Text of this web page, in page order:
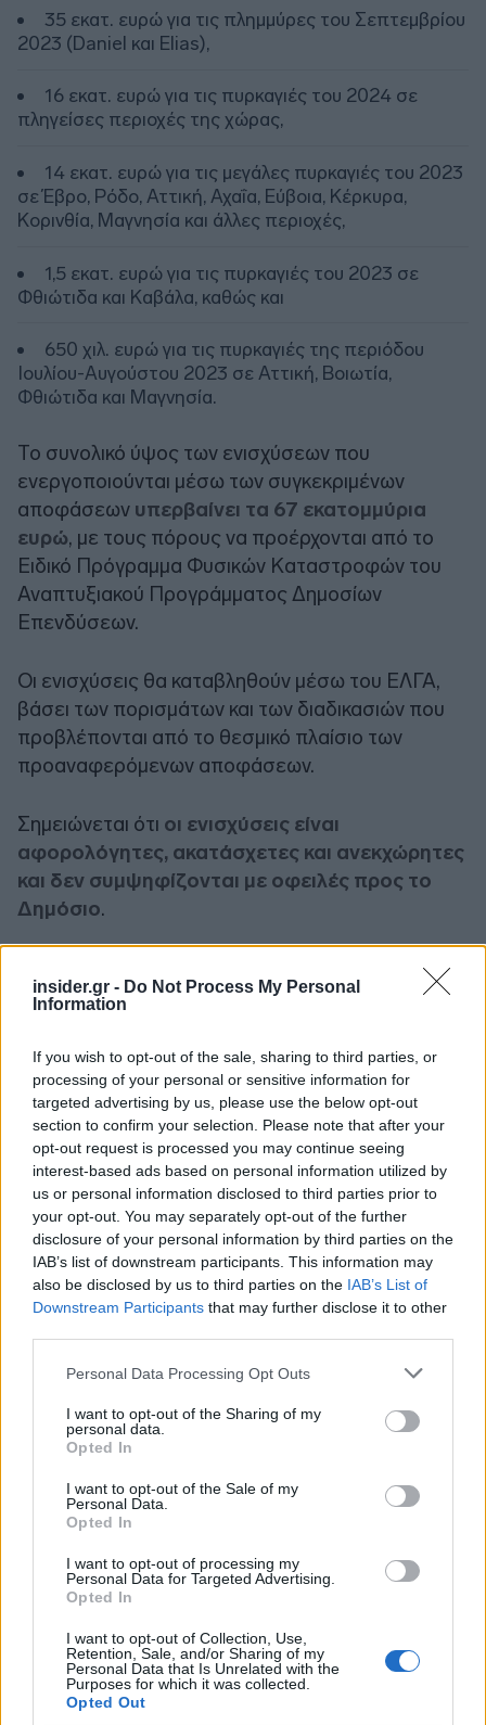
insider.gr - Do Not Process My Personal
Information
If you wish to opt-out of the sale, sharing to third parties, or
processing of your personal or sensitive information for
targeted advertising by us, please use the below opt-out
section to confirm your selection. Please note that after your
opt-out request is processed you may continue seeing
interest-based ads based on personal information utilized by
us or personal information disclosed to third parties prior to
your opt-out. You may separately opt-out of the further
disclosure of your personal information by third parties on the
IAB’s list of downstream participants. This information may
also be disclosed by us to third parties on the IAB’s List of
Downstream Participants that may further disclose it to other
Please note that this website/app uses one or more Google
not limited to your visit or usage behaviour. You may click to
grant or deny consent to Google and its third-party tags to
use your data for below specified purposes in below Google
consent section.
Personal Data Processing Opt Outs
I want to opt-out of the Sharing of my
personal data.
Opted In
I want to opt-out of the Sale of my
Personal Data.
Opted In
I want to opt-out of processing my
Personal Data for Targeted Advertising.
Opted In
I want to opt-out of Collection, Use,
Retention, Sale, and/or Sharing of my
Personal Data that Is Unrelated with the
Purposes for which it was collected.
Opted Out
35 εκατ. ευρώ για τις πλημμύρες του Σεπτεμβρίου
2023 (Daniel και Elias),
16 εκατ. ευρώ για τις πυρκαγιές του 2024 σε
πληγείσες περιοχές της χώρας,
14 εκατ. ευρώ για τις μεγάλες πυρκαγιές του 2023
σε Έβρο, Ρόδο, Αττική, Αχαΐα, Εύβοια, Κέρκυρα,
Κορινθία, Μαγνησία και άλλες περιοχές,
1,5 εκατ. ευρώ για τις πυρκαγιές του 2023 σε
Φθιώτιδα και Καβάλα, καθώς και
650 χιλ. ευρώ για τις πυρκαγιές της περιόδου
Ιουλίου-Αυγούστου 2023 σε Αττική, Βοιωτία,
Φθιώτιδα και Μαγνησία.
Το συνολικό ύψος των ενισχύσεων που
ενεργοποιούνται μέσω των συγκεκριμένων
αποφάσεων υπερβαίνει τα 67 εκατομμύρια
ευρώ, με τους πόρους να προέρχονται από το
Ειδικό Πρόγραμμα Φυσικών Καταστροφών του
Αναπτυξιακού Προγράμματος Δημοσίων
Επενδύσεων.
Οι ενισχύσεις θα καταβληθούν μέσω του ΕΛΓΑ,
βάσει των πορισμάτων και των διαδικασιών που
προβλέπονται από το θεσμικό πλαίσιο των
προαναφερόμενων αποφάσεων.
Σημειώνεται ότι οι ενισχύσεις είναι
αφορολόγητες, ακατάσχετες και ανεκχώρητες
και δεν συμψηφίζονται με οφειλές προς το
Δημόσιο.
Ακολουθήστε τοinsider.gr στο Google News
και μάθετε
πρώτοι όλες τιςειδήσειςαπό την Ελλάδα και τον κόσμο.